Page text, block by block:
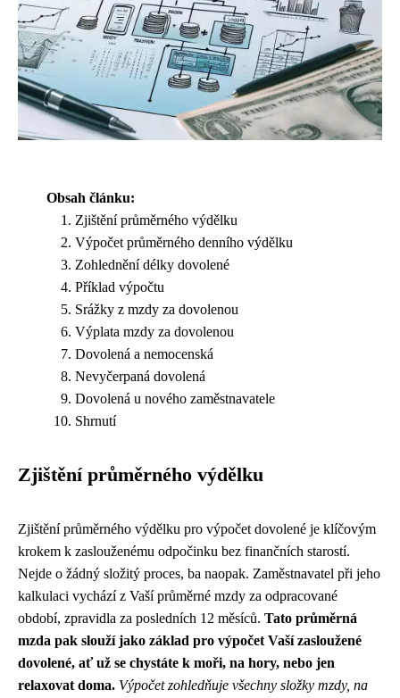
Obsah článku:
Zjištění průměrného výdělku
Výpočet průměrného denního výdělku
Zohlednění délky dovolené
Příklad výpočtu
Srážky z mzdy za dovolenou
Výplata mzdy za dovolenou
Dovolená a nemocenská
Nevyčerpaná dovolená
Dovolená u nového zaměstnavatele
Shrnutí
Zjištění průměrného výdělku
Zjištění průměrného výdělku pro výpočet dovolené je klíčovým
krokem k zaslouženému odpočinku bez finančních starostí.
Nejde o žádný složitý proces, ba naopak. Zaměstnavatel při jeho
kalkulaci vychází z Vaší průměrné mzdy za odpracované
období, zpravidla za posledních 12 měsíců. Tato průměrná
mzda pak slouží jako základ pro výpočet Vaší zasloužené
dovolené, ať už se chystáte k moři, na hory, nebo jen
relaxovat doma. Výpočet zohledňuje všechny složky mzdy, na